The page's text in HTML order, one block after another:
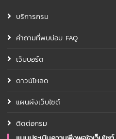
บริการกรม
คำถามที่พบบ่อบ FAQ
เว็บบอร์ด
ดาวน์โหลด
แผนผังเว็บไซต์
ติดต่อกรม